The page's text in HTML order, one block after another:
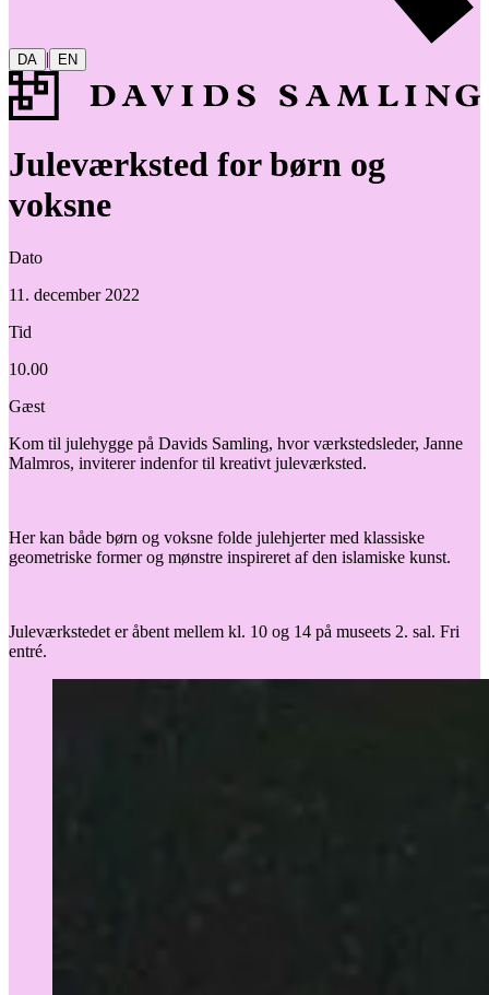
DA | EN
Juleværksted for børn og
voksne
Dato
11. december 2022
Tid
10.00
Gæst
Kom til julehygge på Davids Samling, hvor værkstedsleder, Janne
Malmros, inviterer indenfor til kreativt juleværksted.
Her kan både børn og voksne folde julehjerter med klassiske
geometriske former og mønstre inspireret af den islamiske kunst.
Juleværkstedet er åbent mellem kl. 10 og 14 på museets 2. sal. Fri
entré.